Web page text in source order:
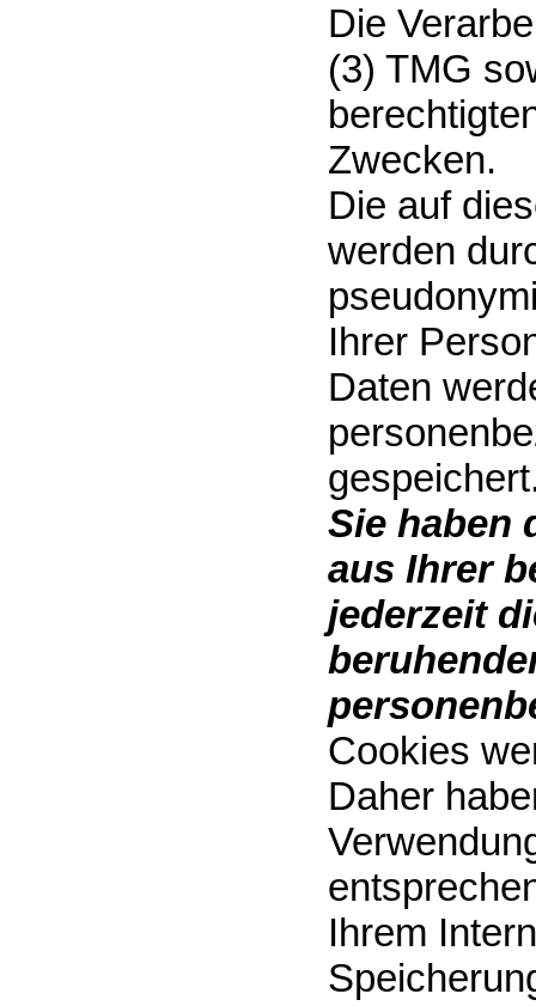
Die
(3) TMG
Zwecken.
Die auf
werden
Ihrer
Daten
Sie haben
aus Ihrer
jederzeit
Cookies
Daher
Ihrem